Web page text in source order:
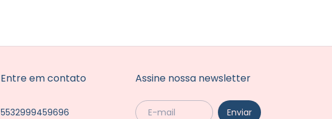
Entre em contato
5532999459696
Assine nossa newsletter